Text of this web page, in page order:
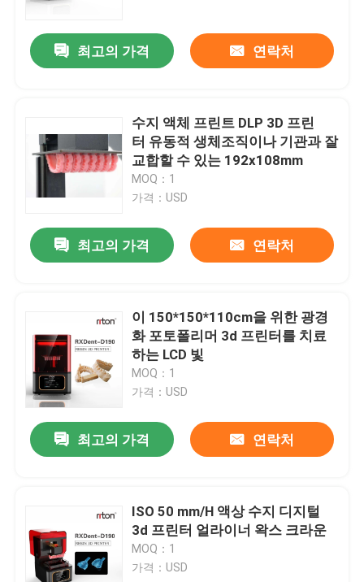
최고의 가격 연락처
수지 액체 프린트 DLP 3D 프린
터 유동적 생체조직이나 기관과 잘
교합할 수 있는 192x108mm
MOQ：1
가격：USD
최고의 가격 연락처
이 150*150*110cm을 위한 광경
화 포토폴리머 3d 프린터를 치료
하는 LCD 빛
MOQ：1
가격：USD
최고의 가격 연락처
ISO 50 mm/H 액상 수지 디지털
3d 프린터 얼라이너 왁스 크라운
MOQ：1
가격：USD